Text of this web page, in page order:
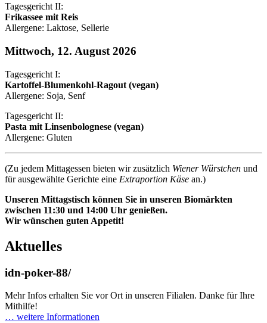
Tagesgericht II:
Frikassee mit Reis
Allergene: Laktose, Sellerie
Mittwoch, 12. August 2026
Tagesgericht I:
Kartoffel-Blumenkohl-Ragout (vegan)
Allergene: Soja, Senf
Tagesgericht II:
Pasta mit Linsenbolognese (vegan)
Allergene: Gluten
(Zu jedem Mittagessen bieten wir zusätzlich Wiener Würstchen und
für ausgewählte Gerichte eine Extraportion Käse an.)
Unseren Mittagstisch können Sie in unseren Biomärkten
zwischen 11:30 und 14:00 Uhr genießen.
Wir wünschen guten Appetit!
Aktuelles
idn-poker-88/
Mehr Infos erhalten Sie vor Ort in unseren Filialen. Danke für Ihre
Mithilfe!
… weitere Informationen